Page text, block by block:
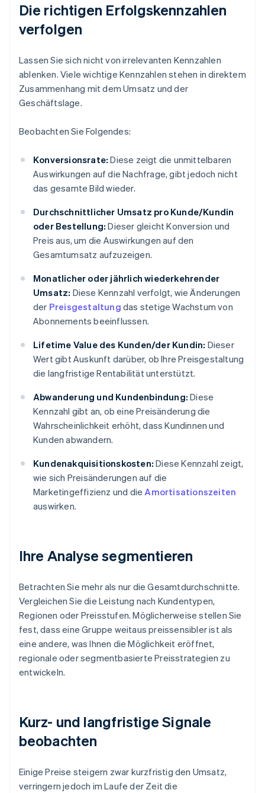
Die richtigen Erfolgskennzahlen
verfolgen
Lassen Sie sich nicht von irrelevanten Kennzahlen
ablenken. Viele wichtige Kennzahlen stehen in direktem
Zusammenhang mit dem Umsatz und der
Geschäftslage.
Beobachten Sie Folgendes:
Konversionsrate: Diese zeigt die unmittelbaren
Auswirkungen auf die Nachfrage, gibt jedoch nicht
das gesamte Bild wieder.
Durchschnittlicher Umsatz pro Kunde/Kundin
oder Bestellung: Dieser gleicht Konversion und
Preis aus, um die Auswirkungen auf den
Gesamtumsatz aufzuzeigen.
Monatlicher oder jährlich wiederkehrender
Umsatz: Diese Kennzahl verfolgt, wie Änderungen
der Preisgestaltung das stetige Wachstum von
Abonnements beeinflussen.
Lifetime Value des Kunden/der Kundin: Dieser
Wert gibt Auskunft darüber, ob Ihre Preisgestaltung
die langfristige Rentabilität unterstützt.
Abwanderung und Kundenbindung: Diese
Kennzahl gibt an, ob eine Preisänderung die
Wahrscheinlichkeit erhöht, dass Kundinnen und
Kunden abwandern.
Kundenakquisitionskosten: Diese Kennzahl zeigt,
wie sich Preisänderungen auf die
Marketingeffizienz und dieAmortisationszeiten
auswirken.
Ihre Analyse segmentieren
Betrachten Sie mehr als nur die Gesamtdurchschnitte.
Vergleichen Sie die Leistung nach Kundentypen,
Regionen oder Preisstufen. Möglicherweise stellen Sie
fest, dass eine Gruppe weitaus preissensibler ist als
eine andere, was Ihnen die Möglichkeit eröffnet,
regionale oder segmentbasierte Preisstrategien zu
entwickeln.
Kurz- und langfristige Signale
beobachten
Einige Preise steigern zwar kurzfristig den Umsatz,
verringern jedoch im Laufe der Zeit die